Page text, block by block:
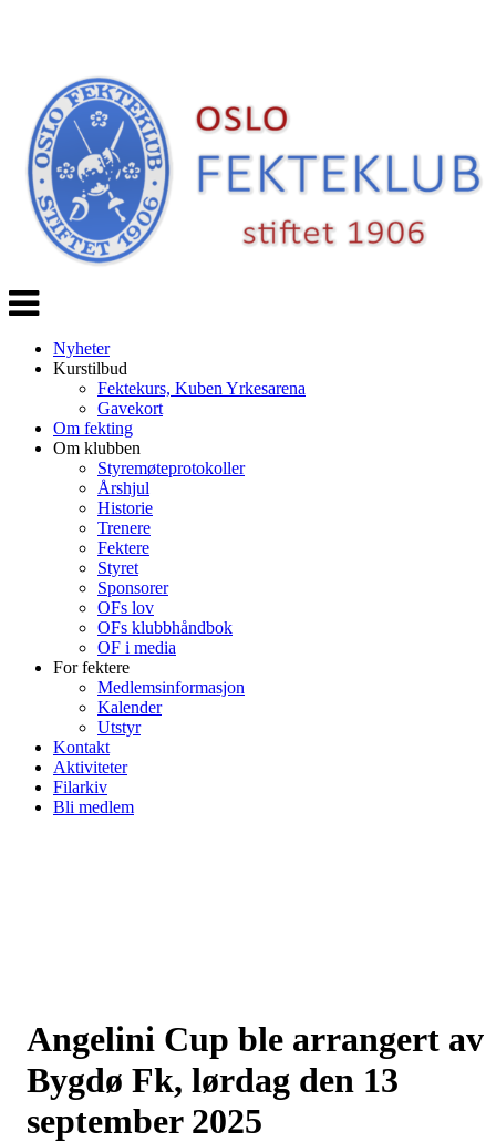
Veksle
navigasjon
Nyheter
Kurstilbud
Fektekurs, Kuben Yrkesarena
Gavekort
Om fekting
Om klubben
Styremøteprotokoller
Årshjul
Historie
Trenere
Fektere
Styret
Sponsorer
OFs lov
OFs klubbhåndbok
OF i media
For fektere
Medlemsinformasjon
Kalender
Utstyr
Kontakt
Aktiviteter
Filarkiv
Bli medlem
Angelini Cup ble arrangert av
Bygdø Fk, lørdag den 13
september 2025